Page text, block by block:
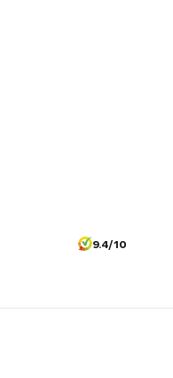
9.4/10